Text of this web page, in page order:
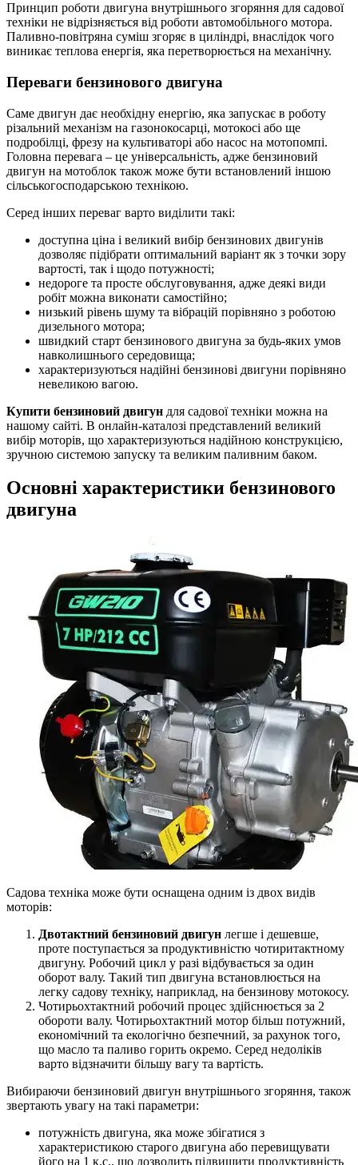
Принцип роботи двигуна внутрішнього згоряння для садової
техніки не відрізняється від роботи автомобільного мотора.
Паливно-повітряна суміш згоряє в циліндрі, внаслідок чого
виникає теплова енергія, яка перетворюється на механічну.
Переваги бензинового двигуна
Саме двигун дає необхідну енергію, яка запускає в роботу
різальний механізм на газонокосарці, мотокосі або ще
подробілці, фрезу на культиваторі або насос на мотопомпі.
Головна перевага – це універсальність, адже бензиновий
двигун на мотоблок також може бути встановлений іншою
сільськогосподарською технікою.
Серед інших переваг варто виділити такі:
доступна ціна і великий вибір бензинових двигунів
дозволяє підібрати оптимальний варіант як з точки зору
вартості, так і щодо потужності;
недороге та просте обслуговування, адже деякі види
робіт можна виконати самостійно;
низький рівень шуму та вібрацій порівняно з роботою
дизельного мотора;
швидкий старт бензинового двигуна за будь-яких умов
навколишнього середовища;
характеризуються надійні бензинові двигуни порівняно
невеликою вагою.
Купити бензиновий двигун для садової техніки можна на
нашому сайті. В онлайн-каталозі представлений великий
вибір моторів, що характеризуються надійною конструкцією,
зручною системою запуску та великим паливним баком.
Основні характеристики бензинового
двигуна
Садова техніка може бути оснащена одним із двох видів
моторів:
Двотактний бензиновий двигун легше і дешевше,
проте поступається за продуктивністю чотиритактному
двигуну. Робочий цикл у разі відбувається за один
оборот валу. Такий тип двигуна встановлюється на
легку садову техніку, наприклад, на бензинову мотокосу.
Чотирьохтактний робочий процес здійснюється за 2
обороти валу. Чотирьохтактний мотор більш потужний,
економічний та екологічно безпечний, за рахунок того,
що масло та паливо горить окремо. Серед недоліків
варто відзначити більшу вагу та вартість.
Вибираючи бензиновий двигун внутрішнього згоряння, також
звертають увагу на такі параметри:
потужність двигуна, яка може збігатися з
характеристикою старого двигуна або перевищувати
його на 1 к.с., що дозволить підвищити продуктивність